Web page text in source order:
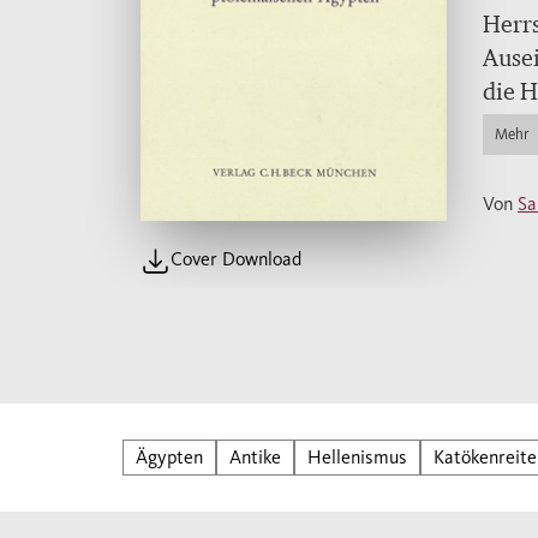
Cover Download
die
zu
die
Mehr
Von
Ägypten Antike Hellenismus